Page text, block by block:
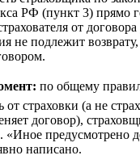
РФ (пункт 3) прямо
от
не подлежит
по общему
от страховки (а не
договор),
«Иное предусмотрено
написано.